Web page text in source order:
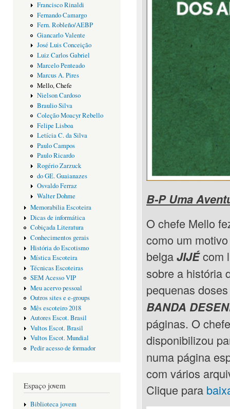
Francisco Rinaldi
Fernando Camargo
Fern. Robleño/AEBP
Giancarlo Valente
José Luis Conceição
Luiz Carlos Gabriel
Marcelo Penteado
Marcus A. Pires
Mello, Chefe
Nielson Cardoso
Braulio Silva
Coleção Moacyr Rebello
Felipe Lisboa
Letícia C. da Silva
Paulo Campos
Paulo Ricardo
Rogério Zarzuck
do GE. Guaianazes
Osvaldo Ferraz
Walter Dohme
Memorabilia Escoteira
Dicas de informática
Cobiçada Literatura
Conhecimentos gerais
História do Escotismo
Mística Escoteira
Técnicas Escoteiras
SEM Acesso VIP
Meu acervo pessoal
Outros sites e e-groups
Mês escoteiro 2018
Autores Escot. Brasil
Vultos Escot. Brasil
Vultos Escot. Mundial
Pedir acesso de formador
Espaço jovem
Biblioteca jovem
B-P Uma
O chefe Mello
como um
belgaJIJÉcom
sobre a história
pequenas
BANDA
páginas. O
disponibilizou
numa página
com vários
Clique para